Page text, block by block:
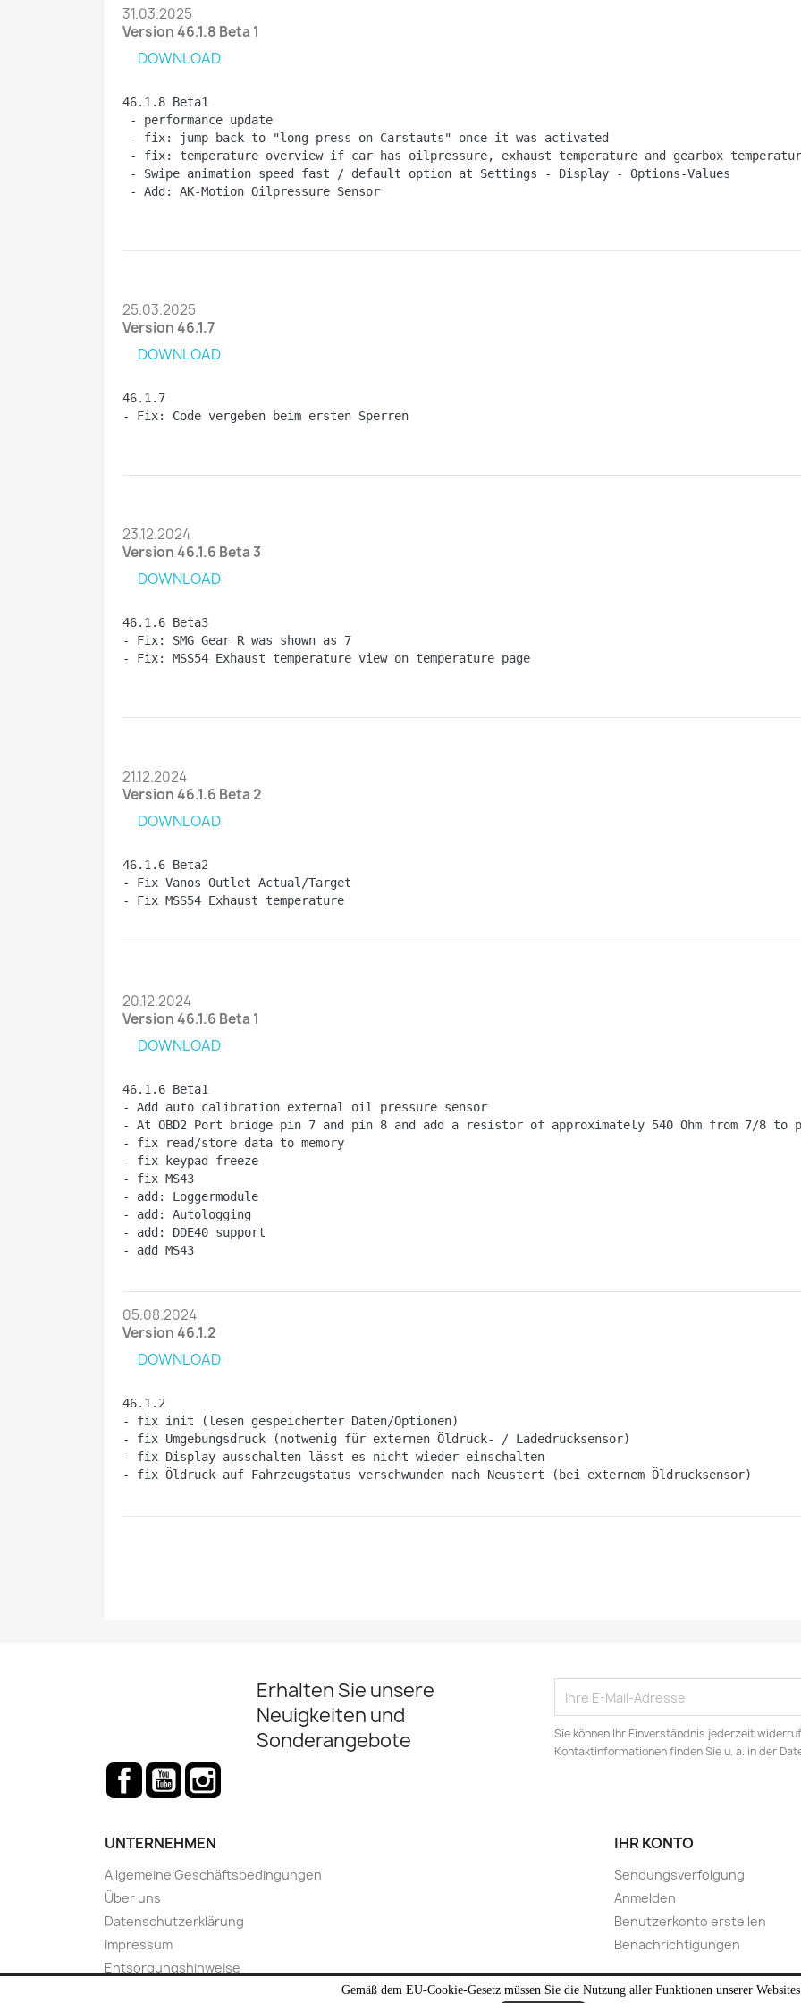
Gemäß dem EU-Cookie-Gesetz müssen Sie die Nutzung aller Funktionen unserer
31.03.2025
Version 46.1.8 Beta 1
DOWNLOAD
46.1.8 Beta1
- performance update
- fix: jump back to "long press on Carstauts" once it was activated
- fix: temperature overview if car has oilpressure, exhaust temperature and gearbox
- Swipe animation speed fast / default option at Settings - Display - Options-Values
- Add: AK-Motion Oilpressure Sensor
25.03.2025
Version 46.1.7
DOWNLOAD
46.1.7
- Fix: Code vergeben beim ersten Sperren
23.12.2024
Version 46.1.6 Beta 3
DOWNLOAD
46.1.6 Beta3
- Fix: SMG Gear R was shown as 7
- Fix: MSS54 Exhaust temperature view on temperature page
21.12.2024
Version 46.1.6 Beta 2
DOWNLOAD
46.1.6 Beta2
- Fix Vanos Outlet Actual/Target
- Fix MSS54 Exhaust temperature
20.12.2024
Version 46.1.6 Beta 1
DOWNLOAD
46.1.6 Beta1
- Add auto calibration external oil pressure sensor
- At OBD2 Port bridge pin 7 and pin 8 and add a resistor of approximately 540 Ohm from 7/8 to
- fix read/store data to memory
- fix keypad freeze
- fix MS43
- add: Loggermodule
- add: Autologging
- add: DDE40 support
- add MS43
05.08.2024
Version 46.1.2
DOWNLOAD
46.1.2
- fix init (lesen gespeicherter Daten/Optionen)
- fix Umgebungsdruck (notwenig für externen Öldruck- / Ladedrucksensor)
- fix Display ausschalten lässt es nicht wieder einschalten
- fix Öldruck auf Fahrzeugstatus verschwunden nach Neustert (bei externem Öldrucksensor)
Erhalten Sie unsere
Neuigkeiten und
Sonderangebote
Sie können Ihr Einverständnis jederzeit
Kontaktinformationen finden Sie u. a. in der
Facebook
YouTubeInstagram
UNTERNEHMEN
Allgemeine Geschäftsbedingungen
Über uns
Datenschutzerklärung
Impressum
Entsorgungshinweise
IHR KONTO
Sendungsverfolgung
Anmelden
Benutzerkonto erstellen
Benachrichtigungen